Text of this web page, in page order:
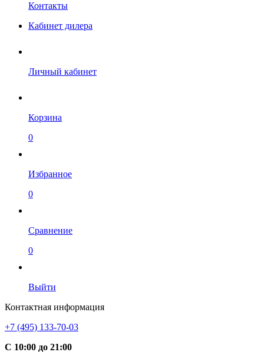
Контакты
Кабинет дилера
Личный кабинет
Корзина
0
Избранное
0
Сравнение
0
Выйти
Контактная информация
+7 (495) 133-70-03
С 10:00 до 21:00